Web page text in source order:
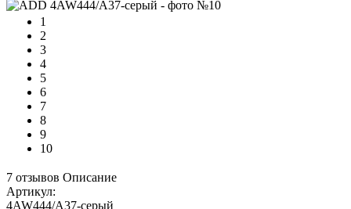
1
2
3
4
5
6
7
8
9
10
7 отзывов Описание
Артикул:
4AW444/A37-серый